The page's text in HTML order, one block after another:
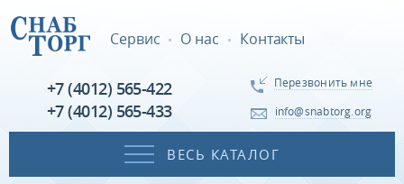
Сервис О нас Контакты
+7 (4012) 565-422
+7 (4012) 565-433
Перезвонить мне
info@snabtorg.org
ВЕСЬ КАТАЛОГ